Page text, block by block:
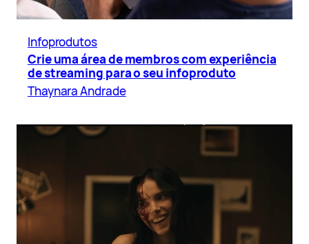
Infoprodutos
Crie uma área de membros com experiência
de streaming para o seu infoproduto
Thaynara Andrade